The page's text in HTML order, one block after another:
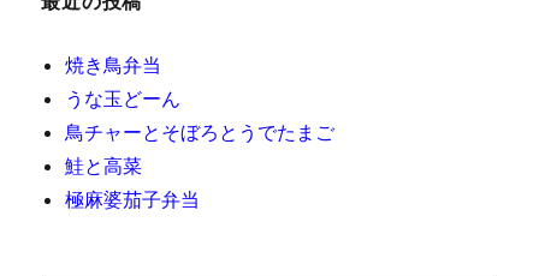
焼き鳥弁当
うな玉どーん
鳥チャーとそぼろとうでたまご
鮭と高菜
極麻婆茄子弁当